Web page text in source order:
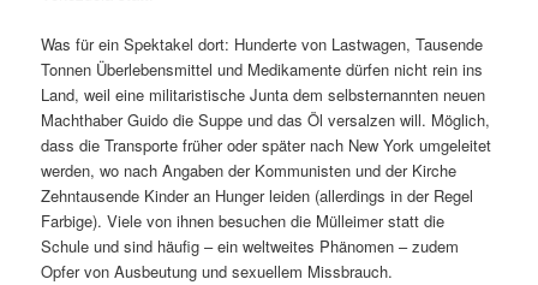
Was für ein Spektakel dort: Hunderte von Lastwagen, Tausende
Tonnen Überlebensmittel und Medikamente dürfen nicht rein ins
Land, weil eine militaristische Junta dem selbsternannten neuen
Machthaber Guido die Suppe und das Öl versalzen will. Möglich,
dass die Transporte früher oder später nach New York umgeleitet
werden, wo nach Angaben der Kommunisten und der Kirche
Zehntausende Kinder an Hunger leiden (allerdings in der Regel
Farbige). Viele von ihnen besuchen die Mülleimer statt die
Schule und sind häufig – ein weltweites Phänomen – zudem
Opfer von Ausbeutung und sexuellem Missbrauch.